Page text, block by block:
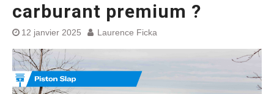
carburant premium ?
12 janvier 2025 Laurence Ficka